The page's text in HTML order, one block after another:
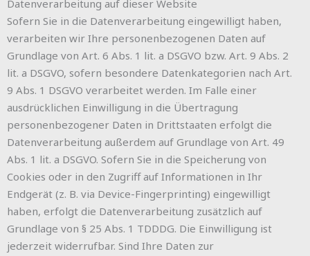
Datenverarbeitung auf dieser Website
Sofern Sie in die Datenverarbeitung eingewilligt haben,
verarbeiten wir Ihre personenbezogenen Daten auf
Grundlage von Art. 6 Abs. 1 lit. a DSGVO bzw. Art. 9 Abs. 2
lit. a DSGVO, sofern besondere Datenkategorien nach Art.
9 Abs. 1 DSGVO verarbeitet werden. Im Falle einer
ausdrücklichen Einwilligung in die Übertragung
personenbezogener Daten in Drittstaaten erfolgt die
Datenverarbeitung außerdem auf Grundlage von Art. 49
Abs. 1 lit. a DSGVO. Sofern Sie in die Speicherung von
Cookies oder in den Zugriff auf Informationen in Ihr
Endgerät (z. B. via Device-Fingerprinting) eingewilligt
haben, erfolgt die Datenverarbeitung zusätzlich auf
Grundlage von § 25 Abs. 1 TDDDG. Die Einwilligung ist
jederzeit widerrufbar. Sind Ihre Daten zur